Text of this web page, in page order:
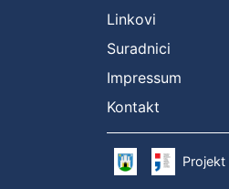
Linkovi
Suradnici
Impressum
Kontakt